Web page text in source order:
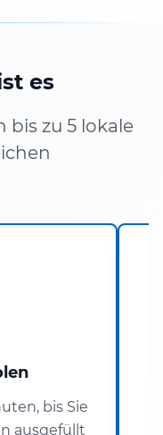
es
bis zu 5 lokale
bis Sie
ausgefüllt